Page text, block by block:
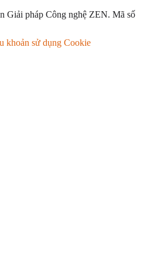
Giải pháp Công nghệ ZEN. Mã số
khoản sử dụng Cookie